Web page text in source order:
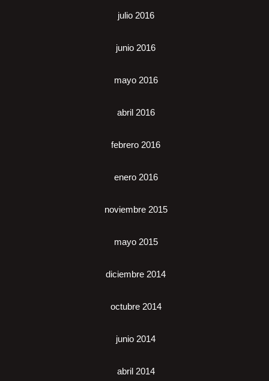
julio 2016
junio 2016
mayo 2016
abril 2016
febrero 2016
enero 2016
noviembre 2015
mayo 2015
diciembre 2014
octubre 2014
junio 2014
abril 2014